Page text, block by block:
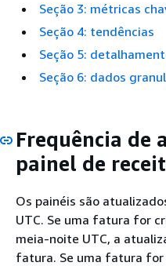
Seção 3: métricas
Seção 4: tendências
Seção 5:
Seção 6: dados
Frequência de
painel de
Os painéis são
UTC. Se uma fatura for
meia-noite UTC, a
fatura. Se uma fatura for